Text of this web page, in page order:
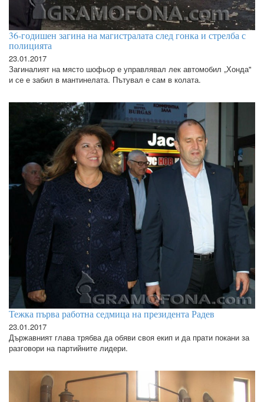
36-годишен загина на магистралата след гонка и стрелба с
полицията
23.01.2017
Загиналият на място шофьор е управлявал лек автомобил „Хонда"
и се е забил в мантинелата. Пътувал е сам в колата.
Тежка първа работна седмица на президента Радев
23.01.2017
Държавният глава трябва да обяви своя екип и да прати покани за
разговори на партийните лидери.